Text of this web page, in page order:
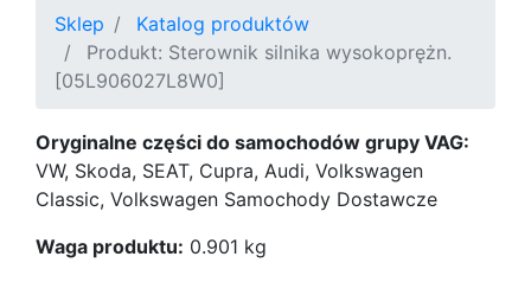
Sklep
Katalog produktów
Produkt: Sterownik silnika wysokoprężn.
[05L906027L8W0]
Oryginalne części do samochodów grupy VAG:
VW, Skoda, SEAT, Cupra, Audi, Volkswagen
Classic, Volkswagen Samochody Dostawcze
Waga produktu: 0.901 kg